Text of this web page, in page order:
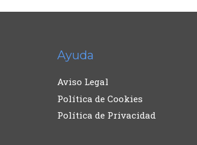
Ayuda
Aviso Legal
Política de Cookies
Política de Privacidad